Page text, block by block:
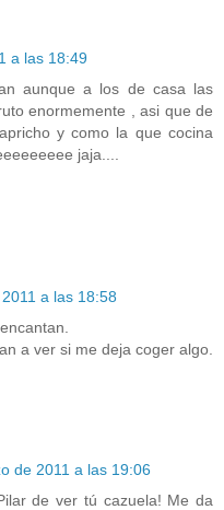
a las 18:49
aunque a los de casa las
enormemente , asi que de
y como la que cocina
jaja....
a las 18:58
a ver si me deja coger algo.
de 2011 a las 19:06
de ver tú cazuela! Me da